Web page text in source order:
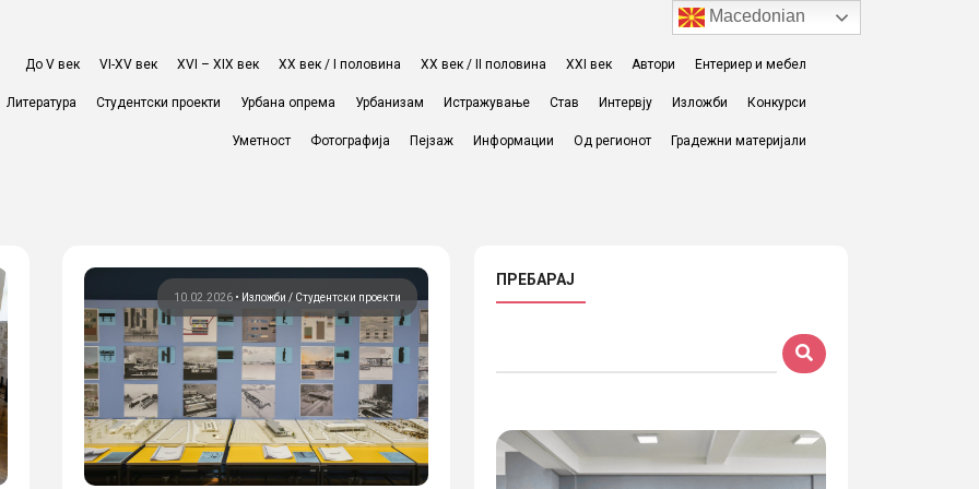
До V век VI-XV век XVI – XIX век ХХ век / I половина ХХ век / II половина XXI век Автори Ентериер и мебел
Литература Студентски проекти Урбана опрема Урбанизам Истражување Став Интервју Изложби Конкурси
Уметност Фотографија Пејзаж Информации Од регионот Градежни материјали
10.02.2026• Изложби Студентски проекти
ПРЕБАРАЈ
Macedonian